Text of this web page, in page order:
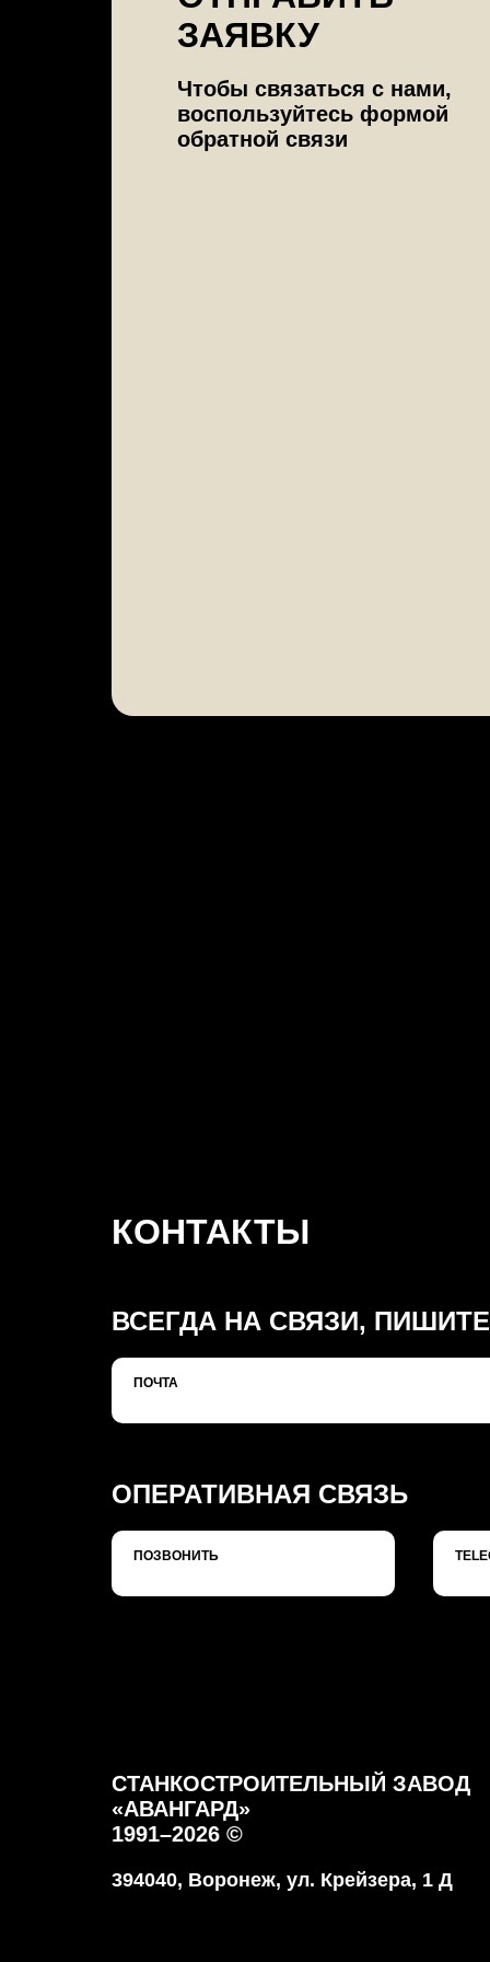
ЗАЯВКУ
Чтобы связаться с нами,
воспользуйтесь формой
обратной связи
КОНТАКТЫ
ВСЕГДА НА СВЯЗИ, ПИШИТЕ
ПОЧТА
ОПЕРАТИВНАЯ СВЯЗЬ
ПОЗВОНИТЬ
СТАНКОСТРОИТЕЛЬНЫЙ ЗАВОД
«АВАНГАРД»
1991–2026 ©
394040, Воронеж, ул. Крейзера, 1 Д